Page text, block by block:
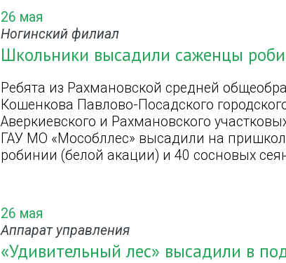
26 мая
Ногинский филиал
Школьники высадили саженцы
Ребята из Рахмановской средней
Кошенкова Павлово-Посадского
Аверкиевского и Рахмановского
ГАУ МО «Мособллес» высадили на
робинии (белой акации) и 40 сосновых
26 мая
Аппарат управления
«Удивительный лес» высадили в